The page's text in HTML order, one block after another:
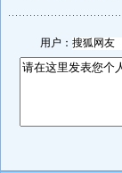
用户：